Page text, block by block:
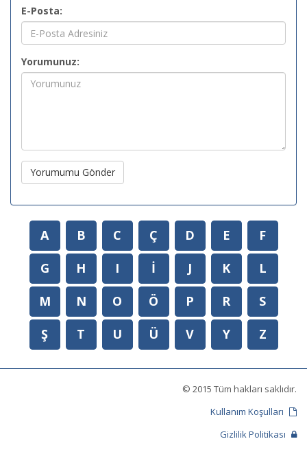
E-Posta:
Yorumunuz:
Yorumumu Gönder
A B C Ç D E
F
G
H I İ J K
L
M
N O Ö P R
S
Ş
T U Ü V Y Z
© 2015 Tüm hakları saklıdır.
Kullanım Koşulları
Gizlilik Politikası